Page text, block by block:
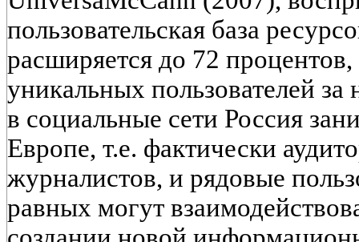
пользовательская база
расширяется до 72
уникальных пользователей
в социальные сети Россия
Европе, т.е. фактически
журналистов, и рядовые
равных могут